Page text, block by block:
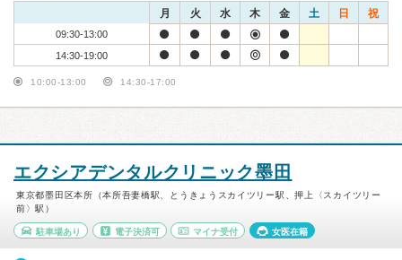
月 火 水 木 金 土 日 祝
09:30-13:00
14:30-19:00
10:00-13:00 14:30-17:00
エクシアデンタルクリニック墨田
東京都墨田区本所（本所吾妻橋駅、とうきょうスカイツリー駅、押上〈スカイツリー
前〉駅）
駐車場あり 電子決済可 マイナ受付 女医在籍